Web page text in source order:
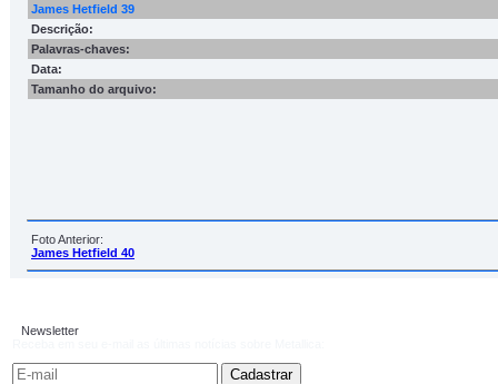
James Hetfield 39
Descrição:
Palavras-chaves:
Data:
Tamanho do arquivo:
Foto Anterior:
James Hetfield 40
Newsletter